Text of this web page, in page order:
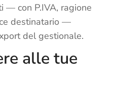
— con P.IVA, ragione
destinatario —
del gestionale.
alle tue